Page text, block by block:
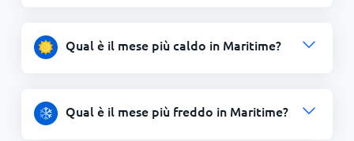
Qual è il mese più caldo in Maritime?
Qual è il mese più freddo in Maritime?